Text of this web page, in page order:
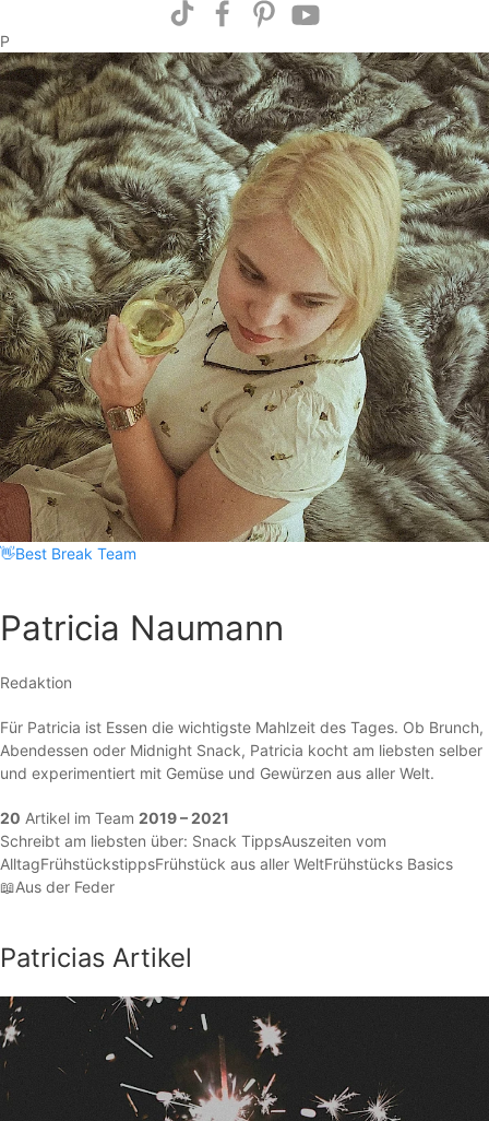
P
👋Best Break Team
Patricia Naumann
Redaktion
Für Patricia ist Essen die wichtigste Mahlzeit des Tages. Ob Brunch,
Abendessen oder Midnight Snack, Patricia kocht am liebsten selber
und experimentiert mit Gemüse und Gewürzen aus aller Welt.
20 Artikel im Team 2019 – 2021
Schreibt am liebsten über: Snack TippsAuszeiten vom
AlltagFrühstückstippsFrühstück aus aller WeltFrühstücks Basics
📖Aus der Feder
Patricias Artikel